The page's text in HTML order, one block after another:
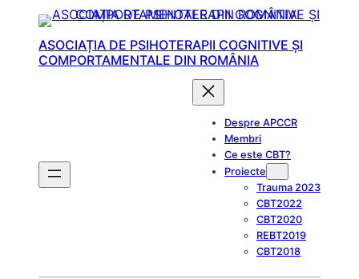
content
ASOCIAȚIA DE PSIHOTERAPII COGNITIVE ȘI
COMPORTAMENTALE DIN ROMÂNIA
Despre APCCR
Membri
Ce este CBT?
Proiecte
Trauma 2023
CBT2022
CBT2020
REBT2019
CBT2018